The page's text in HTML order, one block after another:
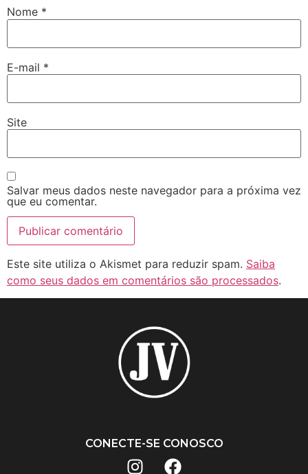
Nome *
E-mail *
Site
Salvar meus dados neste navegador para a próxima vez
que eu comentar.
Este site utiliza o Akismet para reduzir spam. Saiba
como seus dados em comentários são processados.
CONECTE-SE CONOSCO